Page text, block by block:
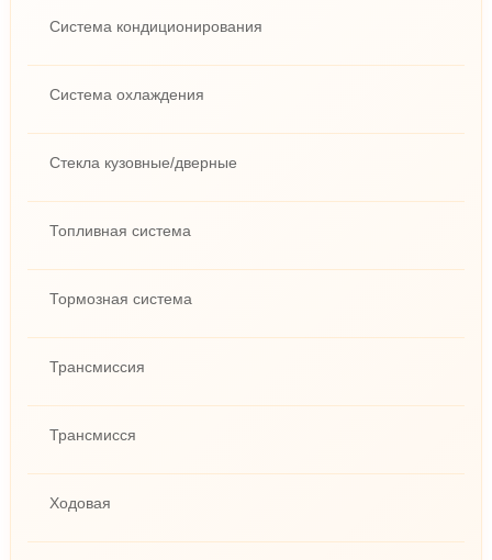
Система кондиционирования
Система охлаждения
Стекла кузовные/дверные
Топливная система
Тормозная система
Трансмиссия
Трансмисся
Ходовая